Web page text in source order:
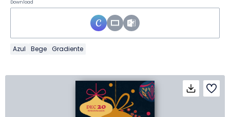
Download
Azul Bege Gradiente